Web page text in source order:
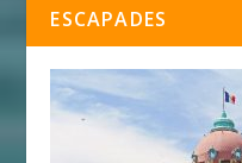
ESCAPADES